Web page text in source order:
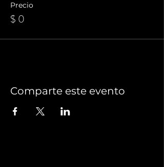
Precio
$ 0
Comparte este evento